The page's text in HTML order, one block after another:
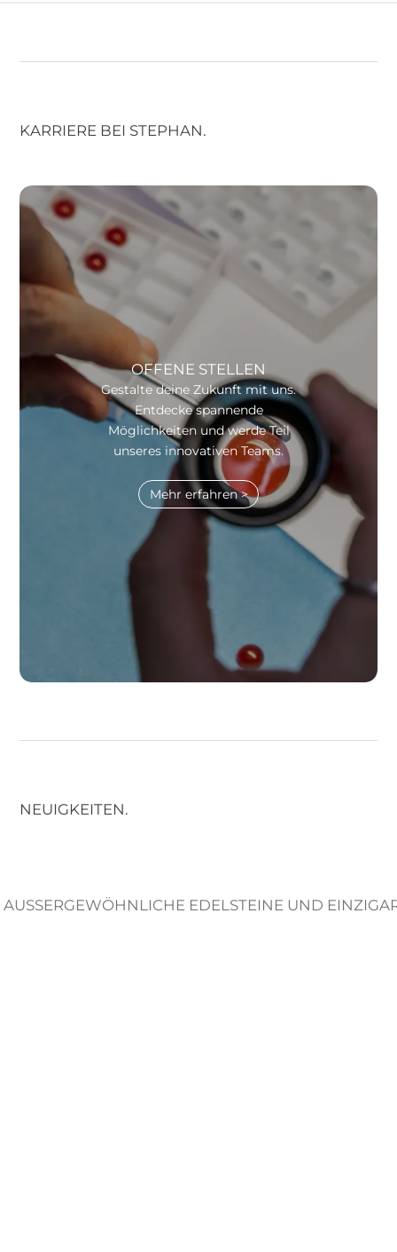
KARRIERE BEI STEPHAN.
OFFENE STELLEN
Gestalte deine Zukunft mit uns.
Entdecke spannende
Möglichkeiten und werde Teil
unseres innovativen Teams.
Mehr erfahren >
NEUIGKEITEN.
EDELSTEINE UND